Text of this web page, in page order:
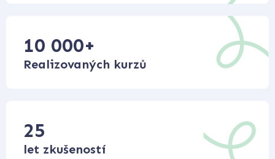
10 000+
Realizovaných kurzů
25
let zkušeností